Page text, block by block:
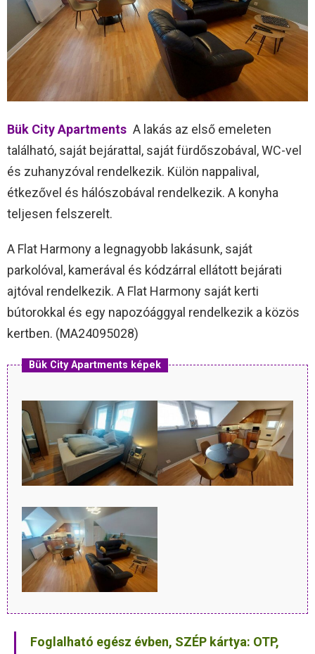
Bük City Apartments A lakás az első emeleten
található, saját bejárattal, saját fürdőszobával, WC-vel
és zuhanyzóval rendelkezik. Külön nappalival,
étkezővel és hálószobával rendelkezik. A konyha
teljesen felszerelt.
A Flat Harmony a legnagyobb lakásunk, saját
parkolóval, kamerával és kódzárral ellátott bejárati
ajtóval rendelkezik. A Flat Harmony saját kerti
bútorokkal és egy napozóággyal rendelkezik a közös
kertben. (MA24095028)
Bük City Apartments képek
Foglalható egész évben, SZÉP kártya: OTP,